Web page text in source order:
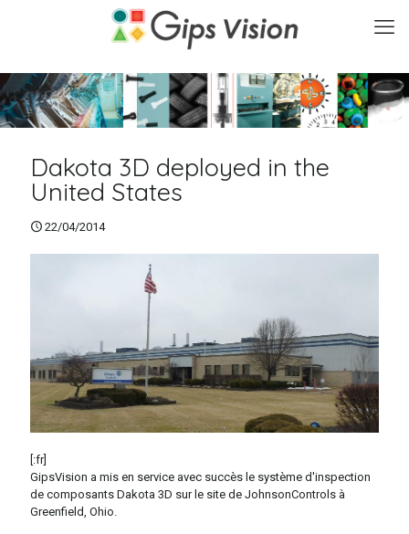
Dakota 3D deployed in the
United States
22/04/2014
[:fr]
GipsVision a mis en service avec succès le système d'inspection
de composants Dakota 3D sur le site de JohnsonControls à
Greenfield, Ohio.